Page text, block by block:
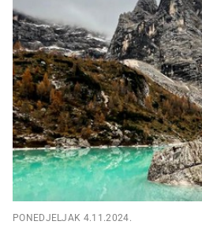
PONEDJELJAK 4.11.2024.